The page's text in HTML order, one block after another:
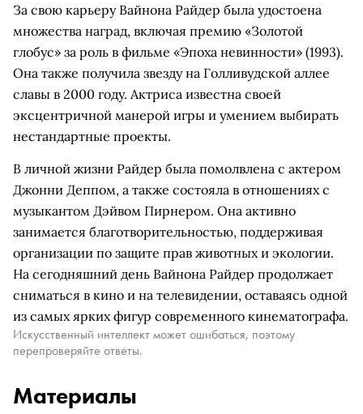
За свою карьеру Вайнона Райдер была удостоена
множества наград, включая премию «Золотой
глобус» за роль в фильме «Эпоха невинности» (1993).
Она также получила звезду на Голливудской аллее
славы в 2000 году. Актриса известна своей
эксцентричной манерой игры и умением выбирать
нестандартные проекты.
В личной жизни Райдер была помолвлена с актером
Джонни Деппом, а также состояла в отношениях с
музыкантом Дэйвом Пирнером. Она активно
занимается благотворительностью, поддерживая
организации по защите прав животных и экологии.
На сегодняшний день Вайнона Райдер продолжает
сниматься в кино и на телевидении, оставаясь одной
из самых ярких фигур современного кинематографа.
Искусственный интеллект может ошибаться, поэтому
перепроверяйте ответы.
Материалы